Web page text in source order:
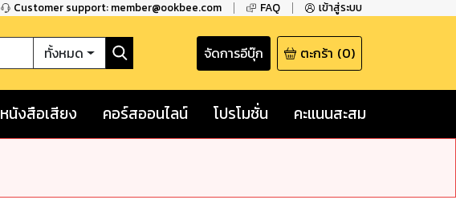
Customer support: member@ookbee.com FAQ เข้าสู่ระบบ
ทั้งหมด จัดการอีบุ๊ก ตะกร้า (0)
หนังสือเสียง คอร์สออนไลน์ โปรโมชั่น คะแนนสะสม